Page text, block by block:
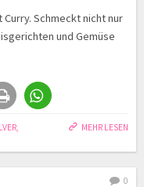
Schmeckt nicht nur
und Gemüse
MEHR LESEN
,
0